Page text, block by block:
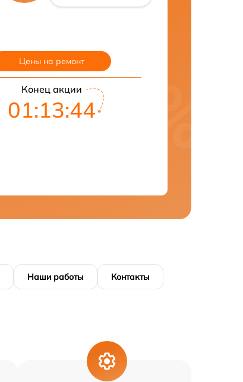
Цены на ремонт
Конец акции
01:13:43
Наши работы Контакты